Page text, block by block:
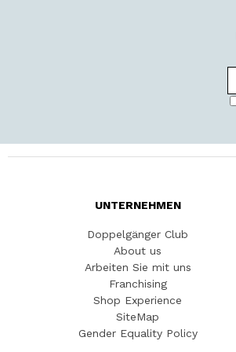
UNTERNEHMEN
Doppelgänger Club
About us
Arbeiten Sie mit uns
Franchising
Shop Experience
SiteMap
Gender Equality Policy